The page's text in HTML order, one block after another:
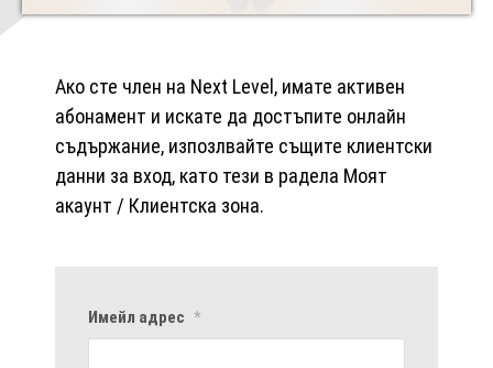
Ако сте член на Next Level, имате активен
абонамент и искате да достъпите онлайн
съдържание, изпозлвайте същите клиентски
данни за вход, като тези в радела Моят
акаунт / Клиентска зона.
Имейл адрес *